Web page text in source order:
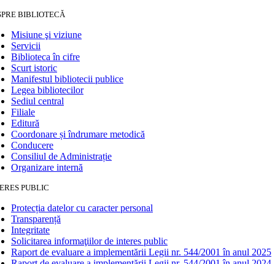
BIBLIOTECĂ
Misiune şi viziune
Servicii
Biblioteca în cifre
Scurt istoric
Manifestul bibliotecii publice
Legea bibliotecilor
Sediul central
Filiale
Editură
Coordonare și îndrumare metodică
Conducere
Consiliul de Administrație
Organizare internă
PUBLIC
Protecția datelor cu caracter personal
Transparență
Integritate
Solicitarea informaţiilor de interes public
Raport de evaluare a implementării Legii nr. 544/2001 în anul 2025